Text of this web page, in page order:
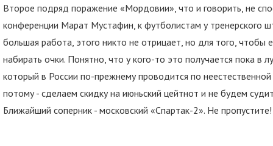
Второе подряд поражение «Мордовии», что и говорить, не
конференции Марат Мустафин, к футболистам у тренерского
большая работа, этого никто не отрицает, но для того, чтобы
набирать очки. Понятно, что у кого-то это получается пока в
который в России по-прежнему проводится по
потому - сделаем скидку на июньский цейтнот и не будем
Ближайший соперник - московский «Спартак-2». Не